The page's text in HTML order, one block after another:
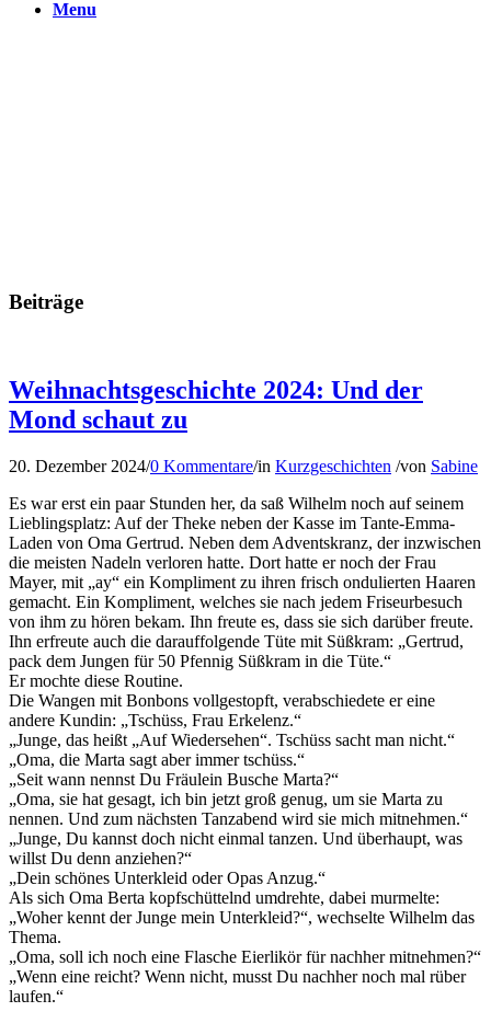
Menu
Beiträge
Weihnachtsgeschichte 2024: Und der
Mond schaut zu
20. Dezember 2024/0 Kommentare/in Kurzgeschichten /von Sabine
Es war erst ein paar Stunden her, da saß Wilhelm noch auf seinem
Lieblingsplatz: Auf der Theke neben der Kasse im Tante-Emma-
Laden von Oma Gertrud. Neben dem Adventskranz, der inzwischen
die meisten Nadeln verloren hatte. Dort hatte er noch der Frau
Mayer, mit „ay“ ein Kompliment zu ihren frisch ondulierten Haaren
gemacht. Ein Kompliment, welches sie nach jedem Friseurbesuch
von ihm zu hören bekam. Ihn freute es, dass sie sich darüber freute.
Ihn erfreute auch die darauffolgende Tüte mit Süßkram: „Gertrud,
pack dem Jungen für 50 Pfennig Süßkram in die Tüte.“
Er mochte diese Routine.
Die Wangen mit Bonbons vollgestopft, verabschiedete er eine
andere Kundin: „Tschüss, Frau Erkelenz.“
„Junge, das heißt „Auf Wiedersehen“. Tschüss sacht man nicht.“
„Oma, die Marta sagt aber immer tschüss.“
„Seit wann nennst Du Fräulein Busche Marta?“
„Oma, sie hat gesagt, ich bin jetzt groß genug, um sie Marta zu
nennen. Und zum nächsten Tanzabend wird sie mich mitnehmen.“
„Junge, Du kannst doch nicht einmal tanzen. Und überhaupt, was
willst Du denn anziehen?“
„Dein schönes Unterkleid oder Opas Anzug.“
Als sich Oma Berta kopfschüttelnd umdrehte, dabei murmelte:
„Woher kennt der Junge mein Unterkleid?“, wechselte Wilhelm das
Thema.
„Oma, soll ich noch eine Flasche Eierlikör für nachher mitnehmen?“
„Wenn eine reicht? Wenn nicht, musst Du nachher noch mal rüber
laufen.“